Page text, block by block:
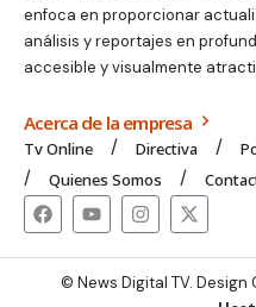
enfoca en proporcionar
análisis y reportajes en
accesible y visualmente
Acerca de la empresa
Tv Online Directiva
Quienes Somos
© News Digital TV. Design